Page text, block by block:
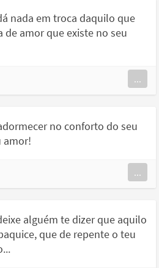
nada em troca daquilo que
de amor que existe no seu
...
no conforto do seu
amor!
...
alguém te dizer que aquilo
que de repente o teu